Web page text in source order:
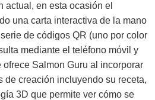
actual, en esta ocasión el
una carta interactiva de la mano
de códigos QR (uno por color
mediante el teléfono móvil y
Salmon Guru al incorporar
de creación incluyendo su receta,
3D que permite ver cómo se